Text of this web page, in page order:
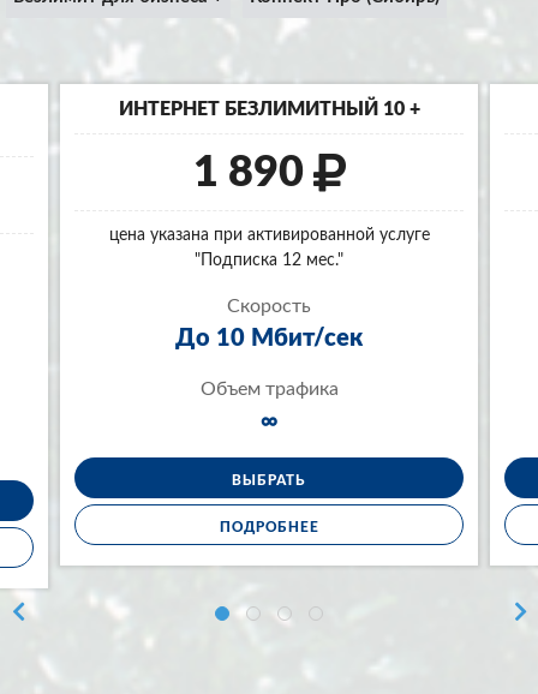
ИНТЕРНЕТ БЕЗЛИМИТНЫЙ 10 +
1 890
цена указана при активированной услуге
"Подписка 12 мес."
Скорость
До 10 Мбит/сек
Объем трафика
∞
ВЫБРАТЬ
ПОДРОБНЕЕ